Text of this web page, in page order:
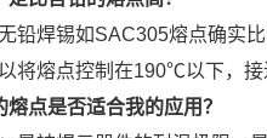
铅焊锡如SAC305熔点确实
将熔点控制在190℃以下，接
点是否适合我的应用？